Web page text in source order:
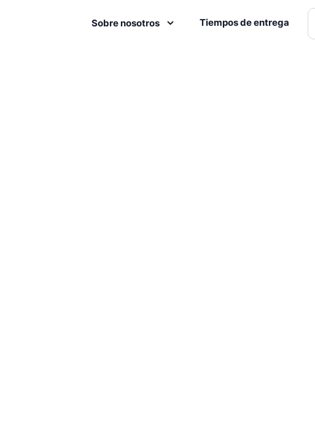
Sobre nosotros Tiempos de entrega